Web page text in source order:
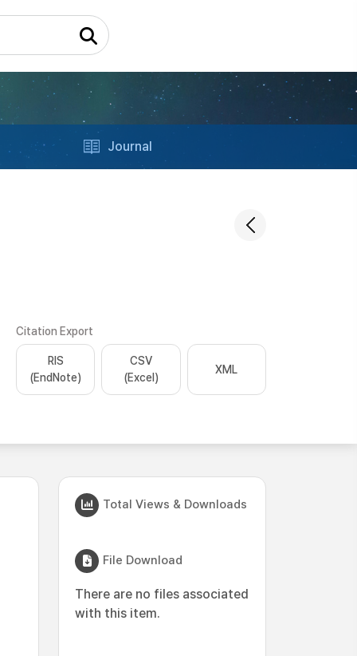
Journal
Citation Export
RIS
(EndNote)
CSV
(Excel)
XML
Total Views & Downloads
File Download
There are no files associated
with this item.